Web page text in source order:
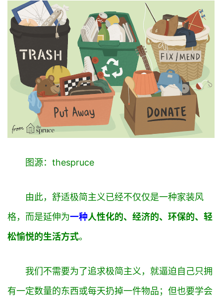
图源：thespruce
由此，舒适极简主义已经不仅仅是一种家装风
格，而是延伸为一种人性化的、经济的、环保的、轻
松愉悦的生活方式。
我们不需要为了追求极简主义，就逼迫自己只拥
有一定数量的东西或每天扔掉一件物品；但也要学会